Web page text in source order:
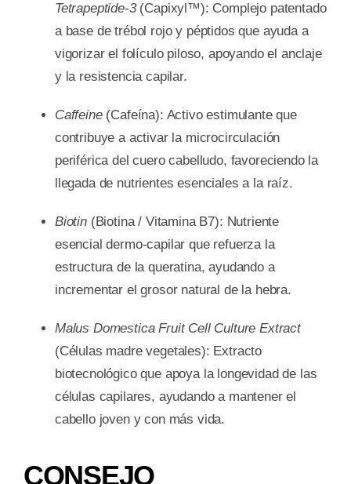
Tetrapeptide-3(Capixyl™): Complejo patentado
a base de trébol rojo y péptidos que ayuda a
vigorizar el folículo piloso, apoyando el anclaje
y la resistencia capilar.
Caffeine(Cafeína): Activo estimulante que
contribuye a activar la microcirculación
periférica del cuero cabelludo, favoreciendo la
llegada de nutrientes esenciales a la raíz.
Biotin(Biotina / Vitamina B7): Nutriente
esencial dermo-capilar que refuerza la
estructura de la queratina, ayudando a
incrementar el grosor natural de la hebra.
Malus Domestica Fruit Cell Culture Extract
(Células madre vegetales): Extracto
biotecnológico que apoya la longevidad de las
células capilares, ayudando a mantener el
cabello joven y con más vida.
CONSEJO